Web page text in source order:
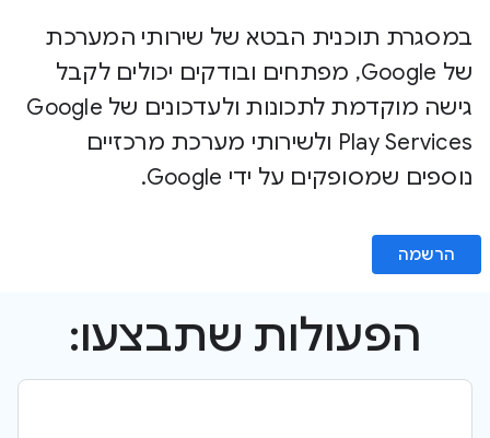
במסגרת תוכנית הבטא של שירותי המערכת
של Google, מפתחים ובודקים יכולים לקבל
גישה מוקדמת לתכונות ולעדכונים של Google
Play Services ולשירותי מערכת מרכזיים
נוספים שמסופקים על ידי Google.
הרשמה
הפעולות שתבצעו: